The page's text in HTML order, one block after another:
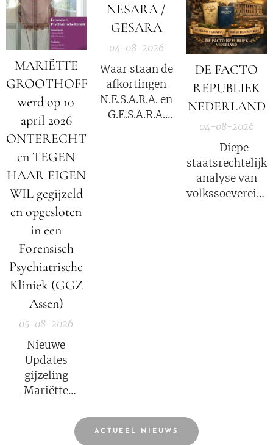
MARIËTTE
GROOTHOFF
werd op 10
april 2026
ONTERECHT
en TEGEN
HAAR EIGEN
WIL gegijzeld
en opgesloten
in een
Forensisch
Psychiatrische
Kliniek (GGZ
Assen)
05-08-2026
Nieuwe
Updates
gijzeling
Mariëtte
NESARA /
GESARA
04-08-2026
Waar staan de
afkortingen
N.E.S.A.R.A. en
G.E.S.A.R.A.
DE FACTO
REPUBLIEK
NEDERLAND
04-08-2026
⚖️ Diepe
staatsrechtelijke
analyse van
ACTUEEL NIEUWS